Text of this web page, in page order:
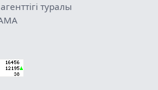
туралы